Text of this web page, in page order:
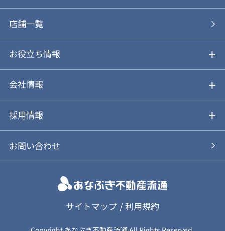
あなぶきの買取
仲介と買取のメリット・デメリット
動画やパンフレットで見る
購入の流れ
購入前も後も安心サポート
お気に入り
店舗一覧
お役立ち情報
不動産Q&A
アルファジャーナル
会社情報
会社概要
スタッフ紹介
個人情報保護方針
カスタマーハラスメント基本方針
採用情報
新卒採用について
キャリア採用について
お問い合わせ
サイトマップ /利用規約